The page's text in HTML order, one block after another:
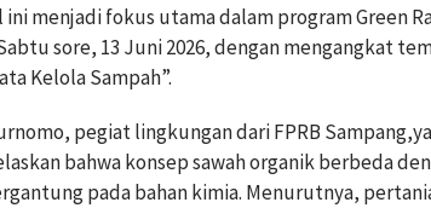
menjadi fokus utama dalam program Green
sore, 13 Juni 2026, dengan mengangkat
Kelola Sampah”.
pegiat lingkungan dari FPRB
bahwa konsep sawah organik berbeda
pada bahan kimia. Menurutnya,